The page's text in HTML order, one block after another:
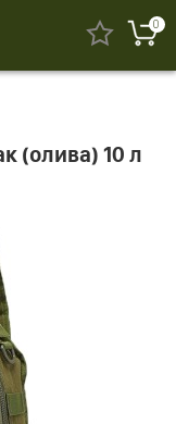
0
(олива) 10 л